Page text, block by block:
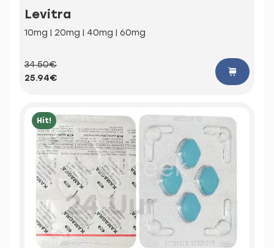
Levitra
10mg | 20mg | 40mg | 60mg
34.50€
25.94€
Hit!